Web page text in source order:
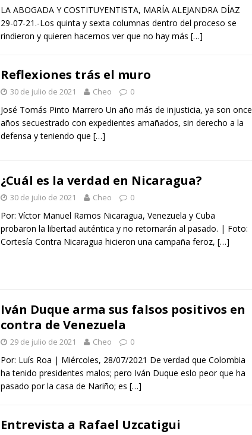
LA ABOGADA Y COSTITUYENTISTA, MARÍA ALEJANDRA DÍAZ
29-07-21.-Los quinta y sexta columnas dentro del proceso se
rindieron y quieren hacernos ver que no hay más […]
Reflexiones trás el muro
30 de julio de 2021 Cheo 0
José Tomás Pinto Marrero Un año más de injusticia, ya son once
años secuestrado con expedientes amañados, sin derecho a la
defensa y teniendo que […]
¿Cuál es la verdad en Nicaragua?
30 de julio de 2021 Cheo 0
Por: Víctor Manuel Ramos Nicaragua, Venezuela y Cuba
probaron la libertad auténtica y no retornarán al pasado. | Foto:
Cortesía Contra Nicaragua hicieron una campaña feroz, […]
Iván Duque arma sus falsos positivos en
contra de Venezuela
29 de julio de 2021 Cheo 0
Por: Luís Roa | Miércoles, 28/07/2021 De verdad que Colombia
ha tenido presidentes malos; pero Iván Duque eslo peor que ha
pasado por la casa de Nariño; es […]
Entrevista a Rafael Uzcatigui